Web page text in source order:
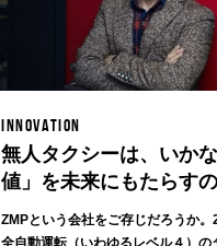
INNOVATION
無人タクシーは、いか
値」を未来にもたらす
ZMPという会社をご存じだろうか
全自動運転（いわゆるレベル４）の